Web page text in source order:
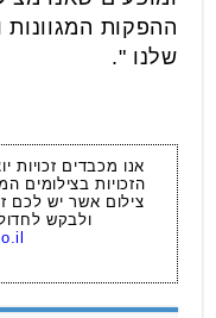
ההפקות
שלנו ".
אנו מכבדים זכויות
הזכויות בצילומים
צילום אשר יש לכם
ולבקש